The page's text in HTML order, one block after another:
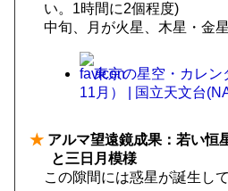
い。1時間に2個程度)
中旬、月が火星、木星・金
東京の星空・カレ
11月） | 国立天文台
★ アルマ望遠鏡成果：若い恒
と三日月模様
この隙間には惑星が誕生し